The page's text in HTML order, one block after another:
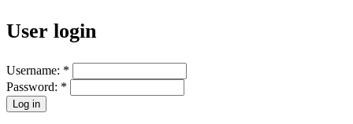
User login
Username: *
Password: *